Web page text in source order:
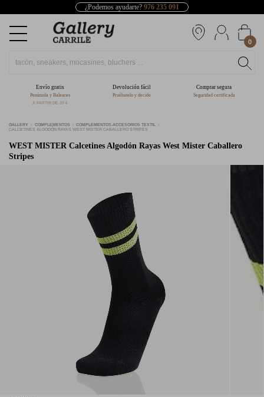
¿Podemos ayudarte? 976 235 091
0
Envío gratis
Península y Baleares
A PARTIR DE 39 €
Devolución fácil
Pruébatelo y decide
Comprar segura
Seguridad certificada
GALLERY COMPLEMENTOS
COMPLEMENTOS-ACCESORIOS TEXTIL
CALCETINES ALGODÓN RAYAS WEST MISTER CABALLERO STRIPES
WEST MISTER Calcetines Algodón Rayas West Mister Caballero
Stripes